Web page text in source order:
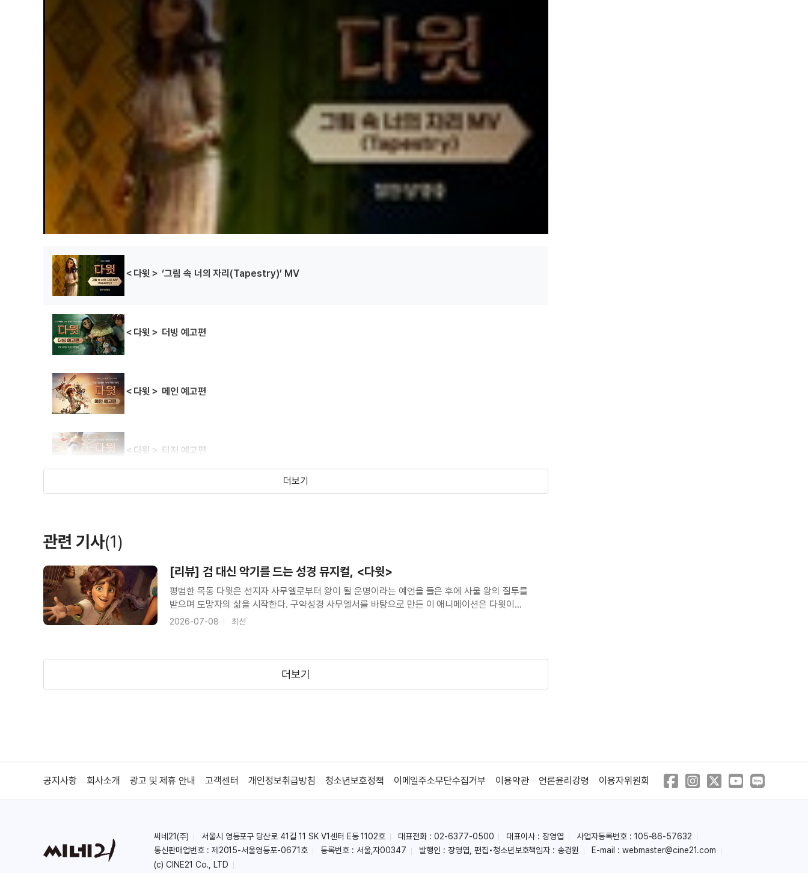
＜다윗＞ ‘그림 속 너의 자리(Tapestry)’ MV
＜다윗＞ 더빙 예고편
＜다윗＞ 메인 예고편
＜다윗＞ 티저 예고편
더보기
관련 기사(1)
[리뷰] 검 대신 악기를 드는 성경 뮤지컬, <다윗>
평범한 목동 다윗은 선지자 사무엘로부터 왕이 될 운명이라는 예언을 들은 후에 사울 왕의 질투를
받으며 도망자의 삶을 시작한다. 구약성경 사무엘서를 바탕으로 만든 이 애니메이션은 다윗이
목동에서 왕으로 성장하는 여정을 뮤지컬 형식으로 풀어낸다. 웅장한 음악과 노래는 공동체를 지키기
2026-07-08 최선
더보기
공지사항 회사소개 광고 및 제휴 안내 고객센터 개인정보취급방침 청소년보호정책 이메일주소무단수집거부 이용약관 언론윤리강령 이용자위원회
씨네21(주) 서울시 영등포구 당산로 41길 11 SK V1센터 E동 1102호 대표전화 : 02-6377-0500 대표이사 : 장영엽
사업자등록번호 : 105-86-57632
통신판매업번호 : 제2015-서울영등포-0671호
등록번호 : 서울,자00347 발행인 : 장영엽, 편집•청소년보호책임자 : 송경원 E-mail : webmaster@cine21.com
(c) CINE21 Co., LTD